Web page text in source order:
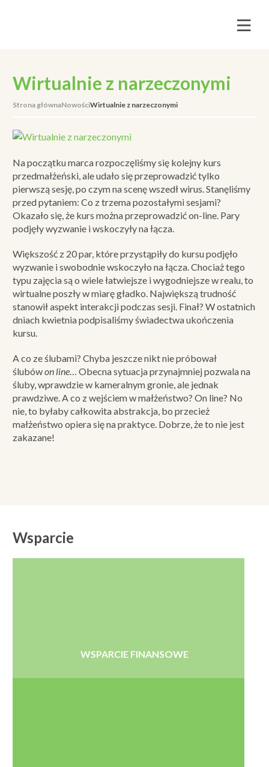
Wirtualnie z narzeczonymi
Strona głównaNowościWirtualnie z narzeczonymi
Na początku marca rozpoczęliśmy się kolejny kurs
przedmałżeński, ale udało się przeprowadzić tylko
pierwszą sesję, po czym na scenę wszedł wirus. Stanęliśmy
przed pytaniem: Co z trzema pozostałymi sesjami?
Okazało się, że kurs można przeprowadzić on-line. Pary
podjęły wyzwanie i wskoczyły na łącza.
Większość z 20 par, które przystąpiły do kursu podjęło
wyzwanie i swobodnie wskoczyło na łącza. Chociaż tego
typu zajęcia są o wiele łatwiejsze i wygodniejsze w realu, to
wirtualne poszły w miarę gładko. Największą trudność
stanowił aspekt interakcji podczas sesji. Finał? W ostatnich
dniach kwietnia podpisaliśmy świadectwa ukończenia
kursu.
A co ze ślubami? Chyba jeszcze nikt nie próbował
ślubówon line… Obecna sytuacja przynajmniej pozwala na
śluby, wprawdzie w kameralnym gronie, ale jednak
prawdziwe. A co z wejściem w małżeństwo? On line? No
nie, to byłaby całkowita abstrakcja, bo przecież
małżeństwo opiera się na praktyce. Dobrze, że to nie jest
zakazane!
Wsparcie
WSPARCIE FINANSOWE